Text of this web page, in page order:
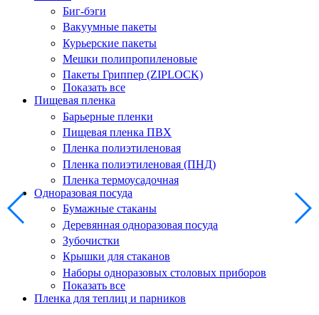
Биг-бэги
Вакуумные пакеты
Курьерские пакеты
Мешки полипропиленовые
Пакеты Гриппер (ZIPLOCK)
Показать все
Пищевая пленка
Барьерные пленки
Пищевая пленка ПВХ
Пленка полиэтиленовая
Пленка полиэтиленовая (ПНД)
Пленка термоусадочная
Одноразовая посуда
Бумажные стаканы
Деревянная одноразовая посуда
Зубочистки
Крышки для стаканов
Наборы одноразовых столовых приборов
Показать все
Пленка для теплиц и парников